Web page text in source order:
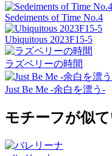
Sedeiments of Time No.4
Ubiquitous 2023F15-5
ラズベリーの時間
Just Be Me -余白を漂う-
モチーフが似